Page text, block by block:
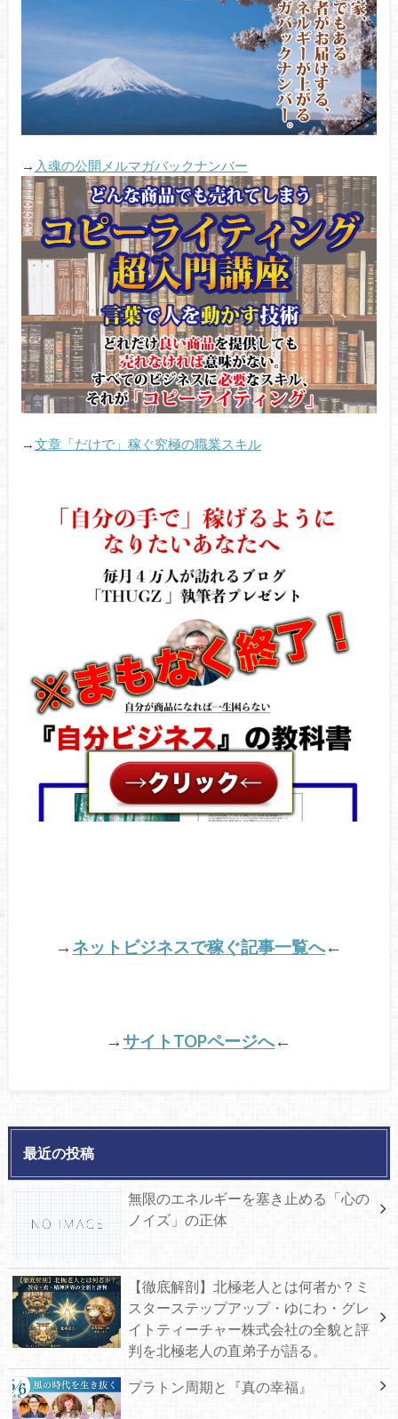
→ 入魂の公開メルマガバックナンバー
→文章「だけで」稼ぐ究極の職業スキル
→ ネットビジネスで稼ぐ記事一覧へ←
→サイトTOPページへ←
最近の投稿
無限のエネルギーを塞き止める「心の
ノイズ」の正体
【徹底解剖】北極老人とは何者か？ミ
スターステップアップ・ゆにわ・グレ
イトティーチャー株式会社の全貌と評
判を北極老人の直弟子が語る。
プラトン周期と『真の幸福』